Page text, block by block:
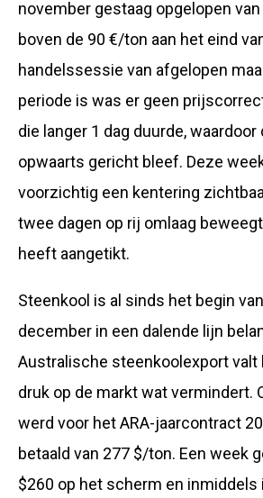
november gestaag opgelopen
boven de 90 €/ton aan het eind
handelssessie van afgelopen
periode is was er geen
die langer 1 dag duurde, waardoor
opwaarts gericht bleef. Deze
voorzichtig een kentering
twee dagen op rij omlaag
heeft aangetikt.
Steenkool is al sinds het begin
december in een dalende lijn
Australische steenkoolexport valt
druk op de markt wat vermindert.
werd voor het ARA-jaarcontract
betaald van 277 $/ton. Een week
$260 op het scherm en inmiddels